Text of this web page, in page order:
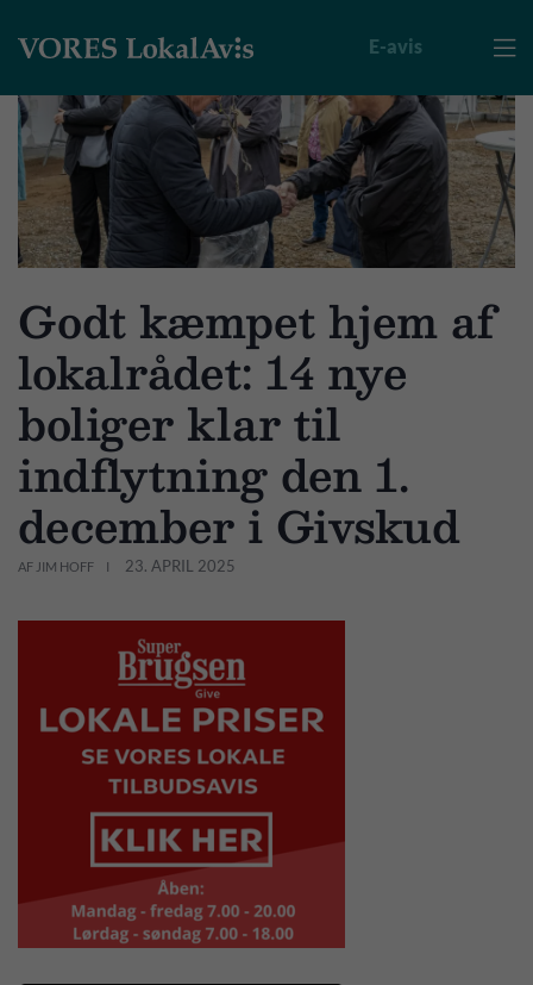

E-avis
Godt kæmpet hjem af
lokalrådet: 14 nye
boliger klar til
indflytning den 1.
december i Givskud
AF JIM HOFF 23. APRIL 2025